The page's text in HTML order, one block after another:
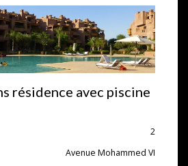
résidence avec piscine
2
Avenue Mohammed VI